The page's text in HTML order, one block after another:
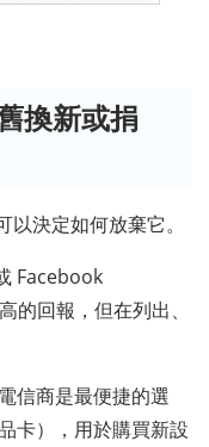
換新或捐
決定如何放棄它。
Facebook
回報，但在列出、
信商是最便捷的選
卡），用於購買新設